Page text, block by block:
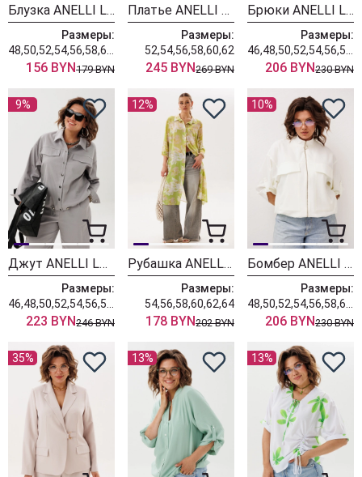
Блузка ANELLI LAUREL 1861 лавандовый лепесток
Размеры:
156 BYN179 BYN
Платье ANELLI LAUREL 1851 дрим гарден
Размеры:
52,54,56,58,60,62
245 BYN269 BYN
Брюки ANELLI LAUREL 1853 нежно серенький
Размеры:
206 BYN230 BYN
9%
Джут ANELLI LAUREL 1816 нежно серенький
Размеры:
223 BYN246 BYN
12%
Рубашка ANELLI LAUREL 1904 матча
Размеры:
54,56,58,60,62,64
178 BYN202 BYN
10%
Бомбер ANELLI LAUREL 1845 альбинос
Размеры:
206 BYN230 BYN
35% 13% 13%